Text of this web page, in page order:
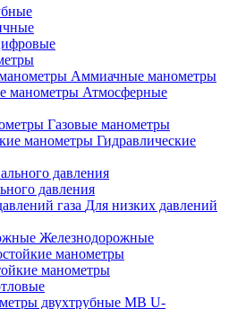
Аммиачные манометры
Атмосферные
Газовые манометры
Гидравлические
давления
Для низких давлений
Железнодорожные
манометры